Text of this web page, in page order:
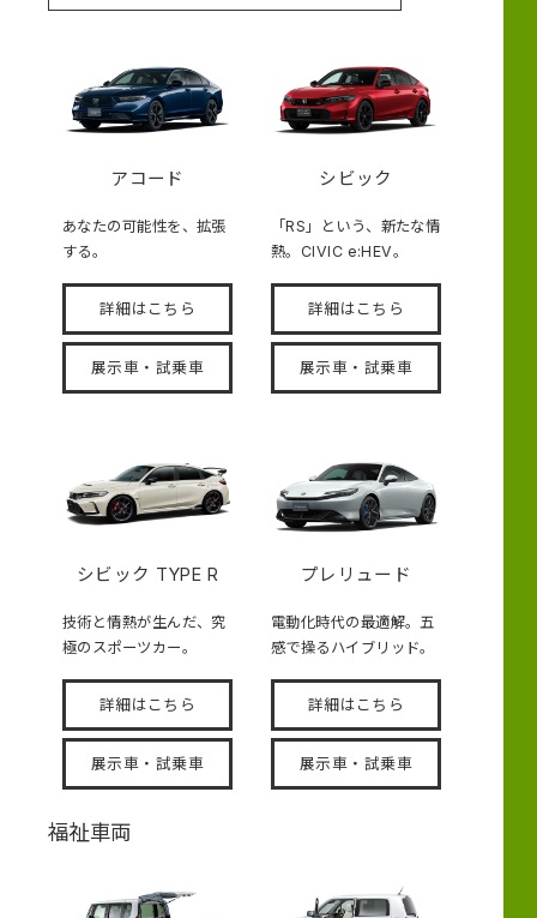
アコード
あなたの可能性を、拡張
する。
詳細はこちら
展示車・試乗車
シビック
「RS」という、新たな情
熱。CIVIC e:HEV。
詳細はこちら
展示車・試乗車
シビック TYPE R
技術と情熱が生んだ、究
極のスポーツカー。
詳細はこちら
展示車・試乗車
プレリュード
電動化時代の最適解。五
感で操るハイブリッド。
詳細はこちら
展示車・試乗車
福祉車両